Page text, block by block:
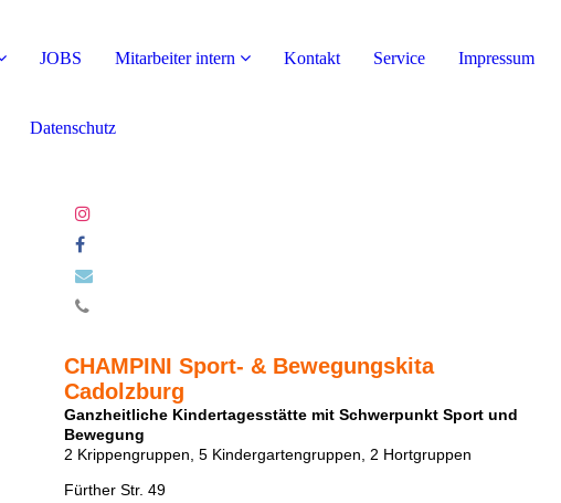
JOBS Mitarbeiter intern Kontakt Service Impressum
Datenschutz
CHAMPINI Sport- & Bewegungskita
Cadolzburg
Ganzheitliche Kindertagesstätte mit Schwerpunkt Sport und
Bewegung
2 Krippengruppen, 5 Kindergartengruppen, 2 Hortgruppen
Fürther Str. 49